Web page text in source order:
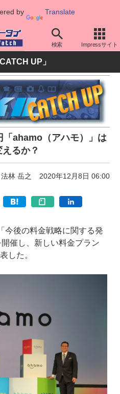
by Translate
検索 Impressサイト
モ 料金プラン・割引
UP」
「ahamo（アハモ）」は
るか？
法林 岳之 2020年12月8日 06:00
後の料金戦略に関する発
催し、新しい料金プラン
した。